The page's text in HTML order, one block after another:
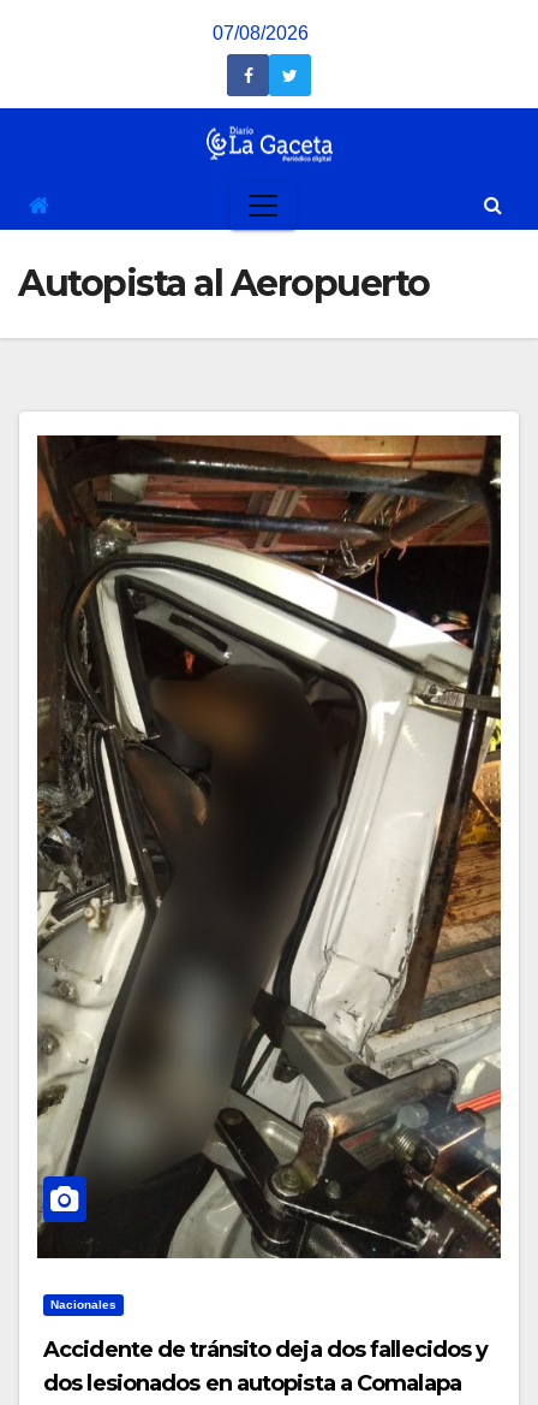
07/08/2026
Autopista al Aeropuerto
Nacionales
Accidente de tránsito deja dos fallecidos y
dos lesionados en autopista a Comalapa